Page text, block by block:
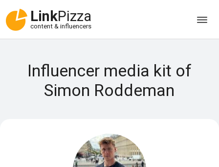
LinkPizza
content & influencers
Influencer media kit of
Simon Roddeman